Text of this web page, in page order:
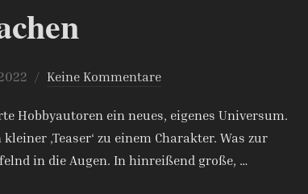
Keine Kommentare
Hobbyautoren ein neues, eigenes Universum.
‚Teaser‘ zu einem Charakter. Was zur
in die Augen. In hinreißend große, …